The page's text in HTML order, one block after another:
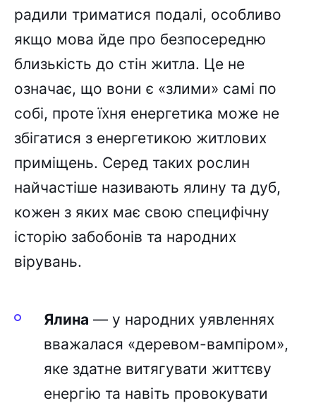
радили триматися подалі, особливо
якщо мова йде про безпосередню
близькість до стін житла. Це не
означає, що вони є «злими» самі по
собі, проте їхня енергетика може не
збігатися з енергетикою житлових
приміщень. Серед таких рослин
найчастіше називають ялину та дуб,
кожен з яких має свою специфічну
історію забобонів та народних
вірувань.
Ялина — у народних уявленнях
вважалася «деревом-вампіром»,
яке здатне витягувати життєву
енергію та навіть провокувати